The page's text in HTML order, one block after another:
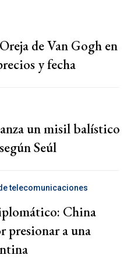
de Van Gogh en
y fecha
un misil balístico
Seúl
telecomunicaciones
China
presionar a una